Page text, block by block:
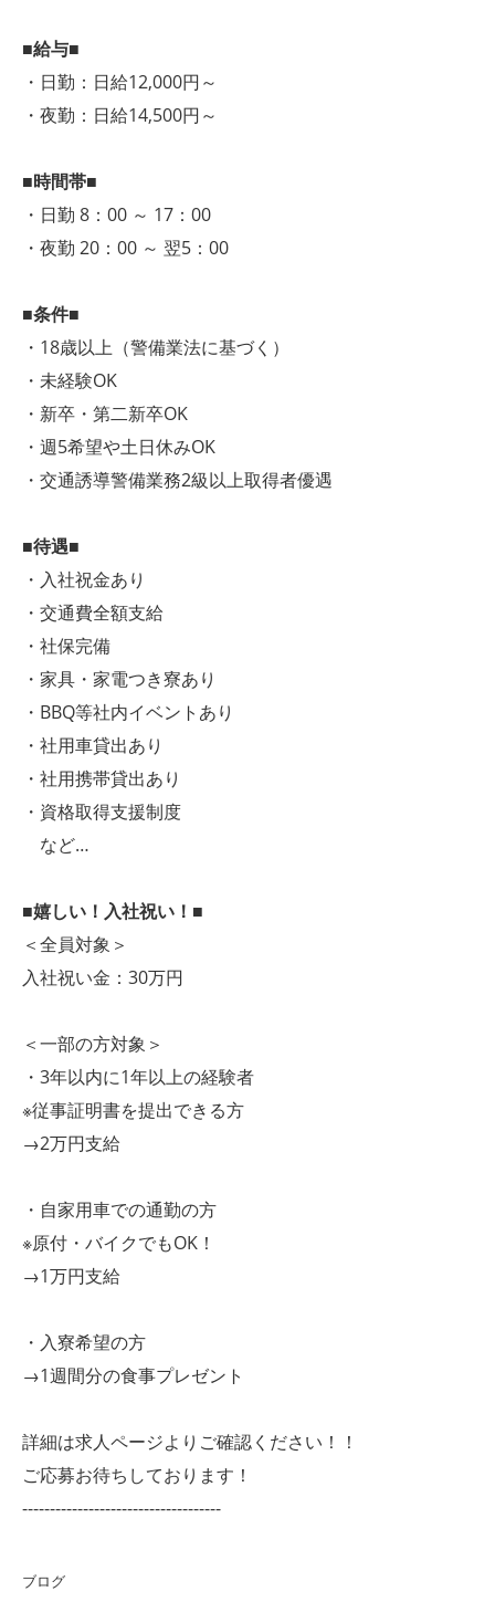
■給与■
・日勤：日給12,000円～
・夜勤：日給14,500円～
■時間帯■
・日勤 8：00 ～ 17：00
・夜勤 20：00 ～ 翌5：00
■条件■
・18歳以上（警備業法に基づく）
・未経験OK
・新卒・第二新卒OK
・週5希望や土日休みOK
・交通誘導警備業務2級以上取得者優遇
■待遇■
・入社祝金あり
・交通費全額支給
・社保完備
・家具・家電つき寮あり
・BBQ等社内イベントあり
・社用車貸出あり
・社用携帯貸出あり
・資格取得支援制度
など…
■嬉しい！入社祝い！■
＜全員対象＞
入社祝い金：30万円
＜一部の方対象＞
・3年以内に1年以上の経験者
※従事証明書を提出できる方
→2万円支給
・自家用車での通勤の方
※原付・バイクでもOK！
→1万円支給
・入寮希望の方
→1週間分の食事プレゼント
詳細は求人ページよりご確認ください！！
ご応募お待ちしております！
------------------------------------
ブログ